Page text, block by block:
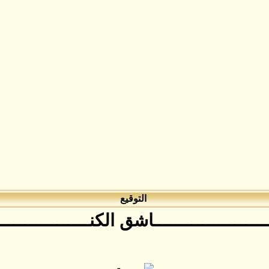
التوقيع